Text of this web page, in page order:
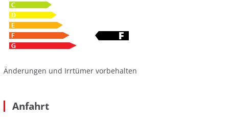
Änderungen und Irrtümer vorbehalten
Anfahrt